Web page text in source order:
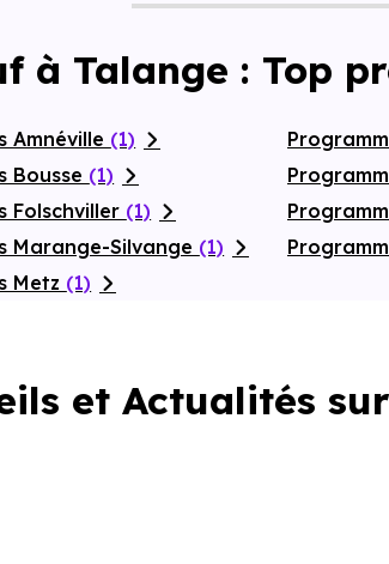
à Talange : Top
Amnéville (1)
Bousse (1)
Folschviller (1)
Marange-Silvange (1)
Metz (1)
et Actualités